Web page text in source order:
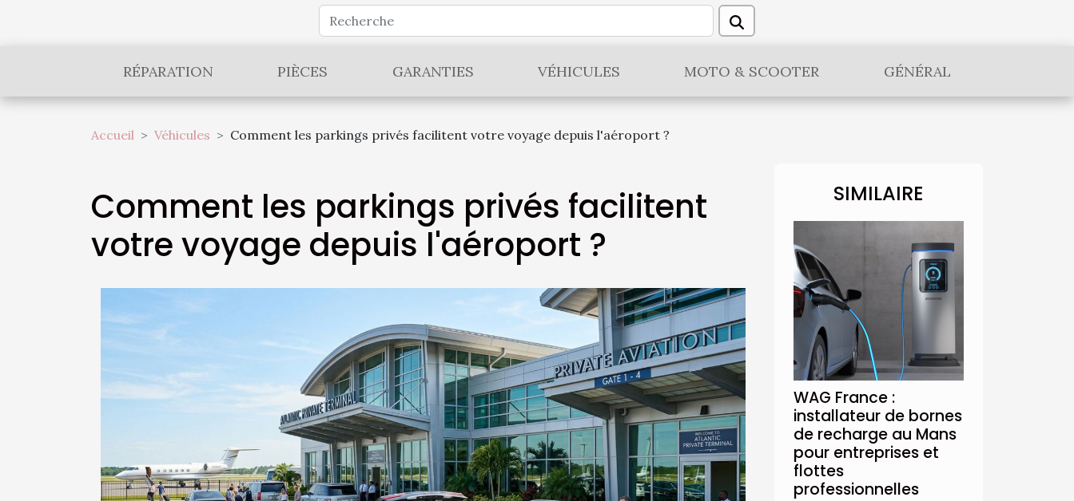
RÉPARATION PIÈCES GARANTIES VÉHICULES MOTO & SCOOTER GÉNÉRAL
Accueil Véhicules Comment les parkings privés facilitent votre voyage depuis l'aéroport ?
Comment les parkings privés facilitent
votre voyage depuis l'aéroport ?
SIMILAIRE
WAG France :
installateur de bornes
de recharge au Mans
pour entreprises et
flottes
professionnelles